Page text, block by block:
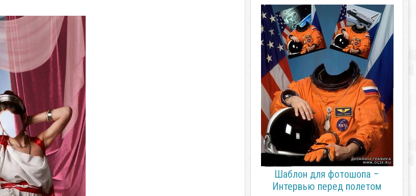
Шаблон для фотошопа –
Интервью перед полетом